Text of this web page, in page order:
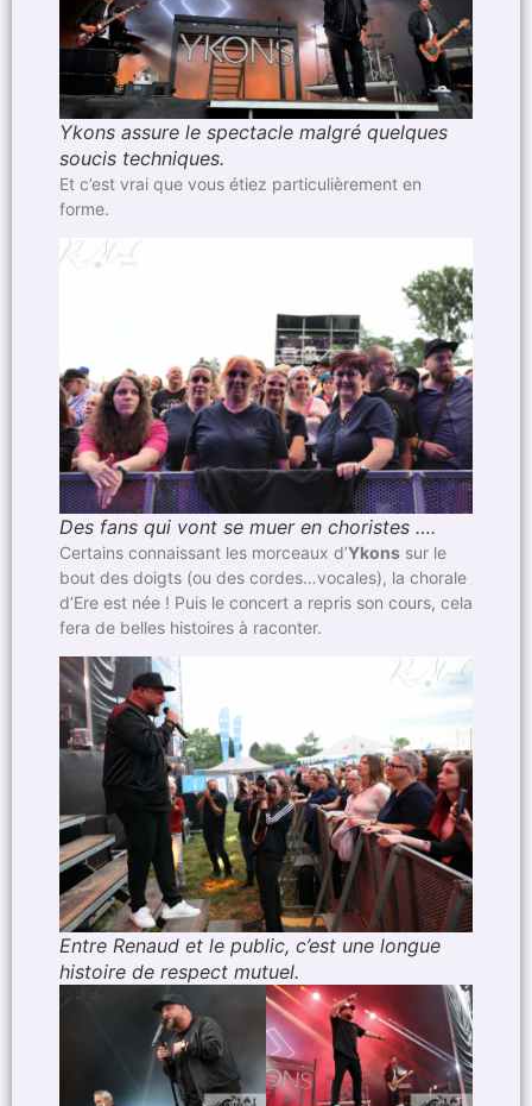
Ykons assure le spectacle malgré quelques
soucis techniques.
Et c’est vrai que vous étiez particulièrement en
forme.
Des fans qui vont se muer en choristes ….
Certains connaissant les morceaux d’Ykons sur le
bout des doigts (ou des cordes…vocales), la chorale
d’Ere est née ! Puis le concert a repris son cours, cela
fera de belles histoires à raconter.
Entre Renaud et le public, c’est une longue
histoire de respect mutuel.